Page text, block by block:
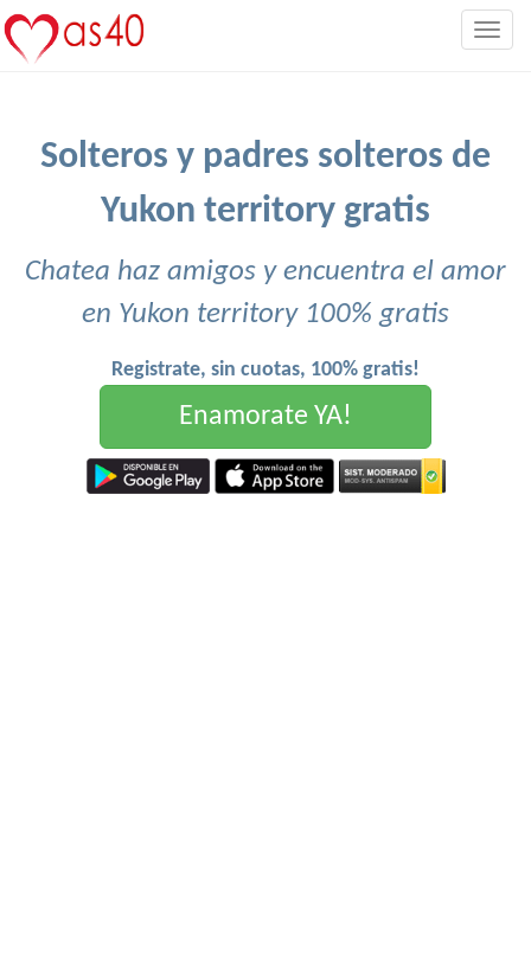
Solteros y padres solteros de
Yukon territory gratis
Chatea haz amigos y encuentra el amor
en Yukon territory 100% gratis
Registrate, sin cuotas, 100% gratis!
Enamorate YA!